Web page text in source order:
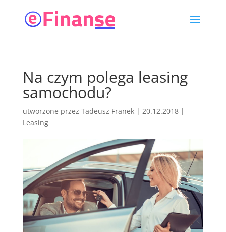
Na czym polega leasing
samochodu?
utworzone przez Tadeusz Franek| 20.12.2018|
Leasing